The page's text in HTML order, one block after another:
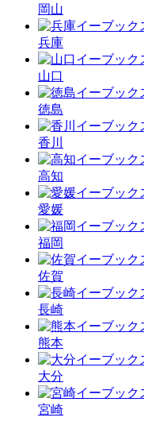
岡山
兵庫
山口
徳島
香川
高知
愛媛
福岡
佐賀
長崎
熊本
大分
宮崎